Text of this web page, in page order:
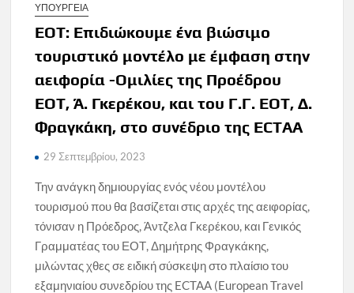
ΥΠΟΥΡΓΕΙΑ
ΕΟΤ: Επιδιώκουμε ένα βιώσιμο
τουριστικό μοντέλο με έμφαση στην
αειφορία -Ομιλίες της Προέδρου
ΕΟΤ, Ά. Γκερέκου, και του Γ.Γ. ΕΟΤ, Δ.
Φραγκάκη, στο συνέδριο της ECTAA
29 Σεπτεμβρίου, 2023
Την ανάγκη δημιουργίας ενός νέου μοντέλου
τουρισμού που θα βασίζεται στις αρχές της αειφορίας,
τόνισαν η Πρόεδρος, Άντζελα Γκερέκου, και Γενικός
Γραμματέας του ΕΟΤ, Δημήτρης Φραγκάκης,
μιλώντας χθες σε ειδική σύσκεψη στο πλαίσιο του
εξαμηνιαίου συνεδρίου της ECTAA (European Travel